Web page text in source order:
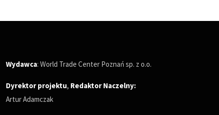
Wydawca: World Trade Center Poznań sp. z o.o.
Dyrektor projektu, Redaktor Naczelny:
Artur Adamczak